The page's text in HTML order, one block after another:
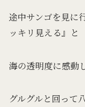
途中サンゴを見に
ッキリ見える』と
海の透明度に感動
グルグルと回って